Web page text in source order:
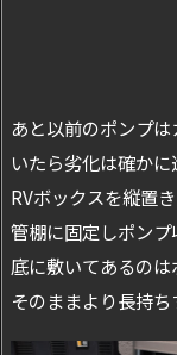
あと以前のポンプ
いたら劣化は確か
RVボックスを縦置
管棚に固定しポンプ
底に敷いてあるの
そのままより長持ち